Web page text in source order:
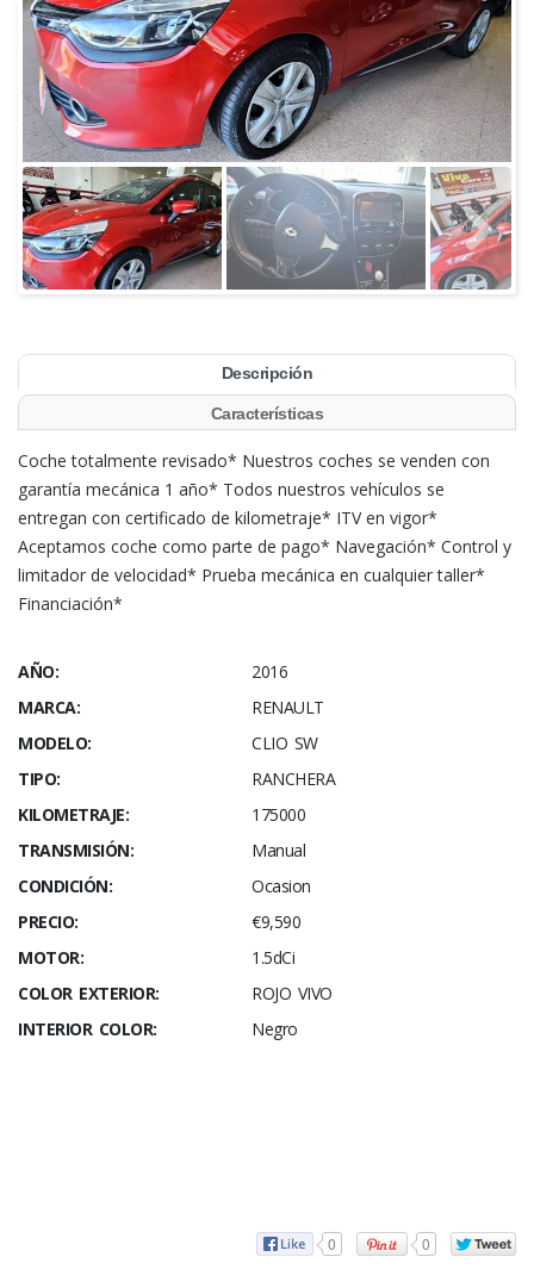
Descripción
Características
Coche totalmente revisado* Nuestros coches se venden con
garantía mecánica 1 año* Todos nuestros vehículos se
entregan con certificado de kilometraje* ITV en vigor*
Aceptamos coche como parte de pago* Navegación* Control y
limitador de velocidad* Prueba mecánica en cualquier taller*
Financiación*
AÑO:
2016
MARCA:
RENAULT
MODELO:
CLIO SW
TIPO:
RANCHERA
KILOMETRAJE:
175000
TRANSMISIÓN:
Manual
CONDICIÓN:
Ocasion
PRECIO:
€9,590
MOTOR:
1.5dCi
COLOR EXTERIOR:
ROJO VIVO
INTERIOR COLOR:
Negro
0 0